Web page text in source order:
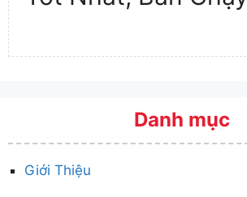
Danh mục
Giới Thiệu